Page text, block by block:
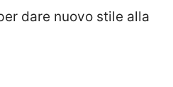
dare nuovo stile alla